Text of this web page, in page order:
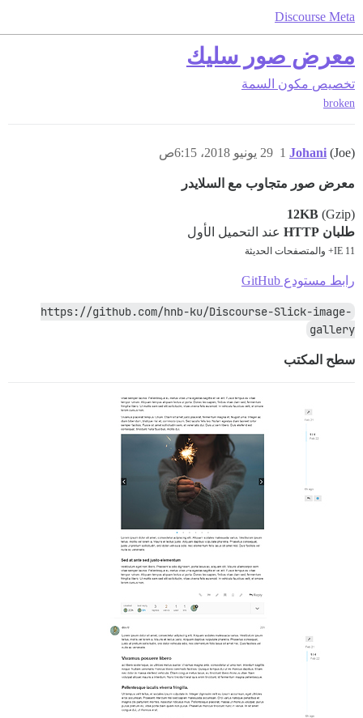
Discourse Meta
معرض صور سليك
تخصيص مكون السمة
broken
Johani (Joe) 29 يونيو 2018، 6:15ص 1
معرض صور متجاوب مع السلايدر
12KB (Gzip)
طلبان HTTP
عند التحميل الأول
IE 11+ والمتصفحات الحديثة
رابط مستودع GitHub
https://github.com/hnb-ku/Discourse-Slick-image-
gallery
سطح المكتب